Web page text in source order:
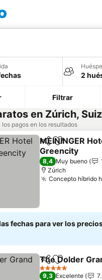
2
Filtrar
en Zúrich,
pagos en los resultados
Compartir
Añadir a
MEININGER
Greencity
Ver precios
8,4 Muy bueno
Zúrich
Concepto híbrido
fechas para ver los
Compartir
Añadir a
The Dolder
5 Estrellas
9,3 Excelente